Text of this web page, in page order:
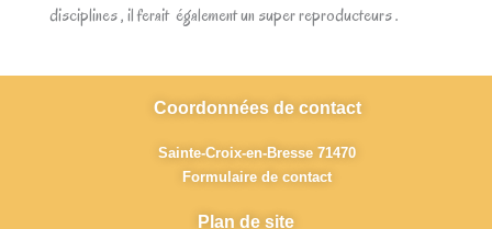
disciplines , il ferait également un super reproducteurs .
Coordonnées de contact
Sainte-Croix-en-Bresse 71470
Formulaire de contact
Plan de site